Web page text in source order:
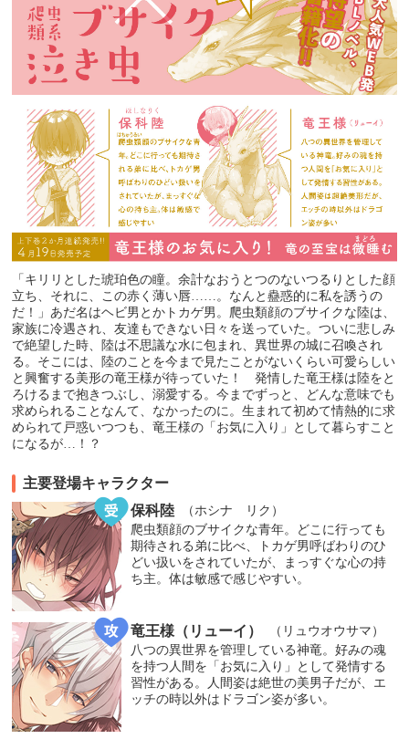
「キリリとした琥珀色の瞳。余計なおうとつのないつるりとした顔
立ち、それに、この赤く薄い唇……。なんと蠱惑的に私を誘うの
だ！」あだ名はヘビ男とかトカゲ男。爬虫類顔のブサイクな陸は、
家族に冷遇され、友達もできない日々を送っていた。ついに悲しみ
で絶望した時、陸は不思議な水に包まれ、異世界の城に召喚され
る。そこには、陸のことを今まで見たことがないくらい可愛らしい
と興奮する美形の竜王様が待っていた！ 発情した竜王様は陸をと
ろけるまで抱きつぶし、溺愛する。今までずっと、どんな意味でも
求められることなんて、なかったのに。生まれて初めて情熱的に求
められて戸惑いつつも、竜王様の「お気に入り」として暮らすこと
になるが…！？
主要登場キャラクター
保科陸
（ホシナ リク）
爬虫類顔のブサイクな青年。どこに行っても
期待される弟に比べ、トカゲ男呼ばわりのひ
どい扱いをされていたが、まっすぐな心の持
ち主。体は敏感で感じやすい。
竜王様（リューイ）
（リュウオウサマ）
八つの異世界を管理している神竜。好みの魂
を持つ人間を「お気に入り」として発情する
習性がある。人間姿は絶世の美男子だが、エ
ッチの時以外はドラゴン姿が多い。